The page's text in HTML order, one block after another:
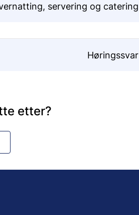
servering og catering
Høringssvar
etter?